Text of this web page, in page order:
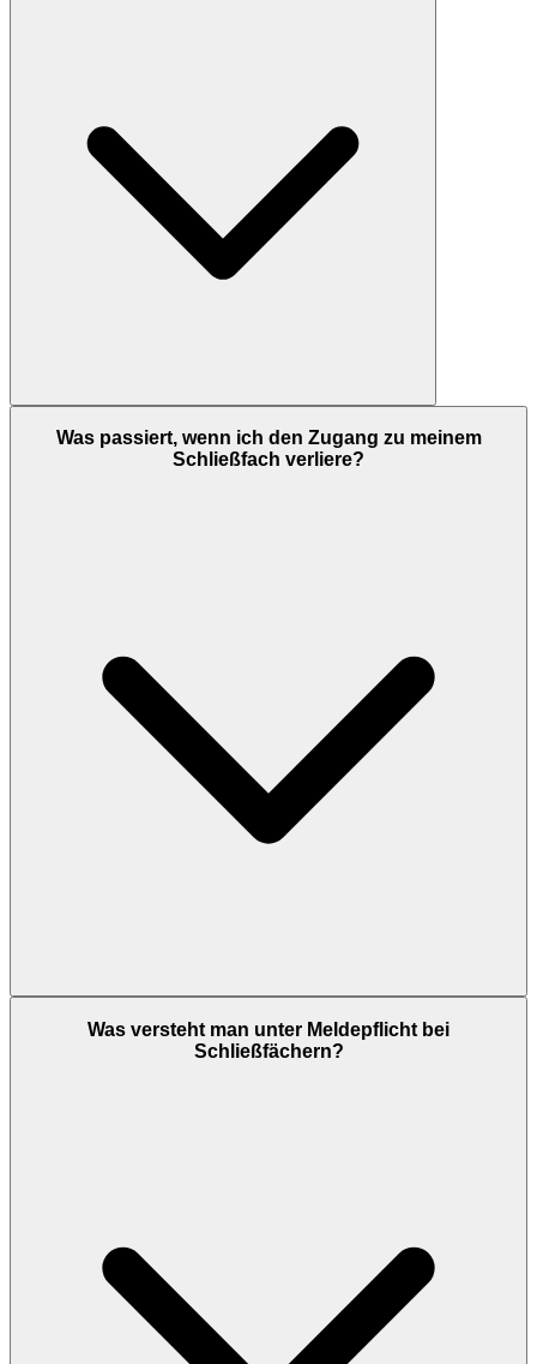
Was passiert, wenn ich den Zugang zu meinem
Schließfach verliere?
Was versteht man unter Meldepflicht bei
Schließfächern?